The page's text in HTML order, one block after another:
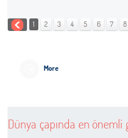
1 2 3 4 5 6 7 8
More
Dünya çapında en